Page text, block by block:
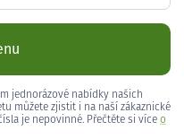
jednorázové nabídky našich
můžete zjistit i na naší zákaznické
je nepovinné. Přečtěte si více o